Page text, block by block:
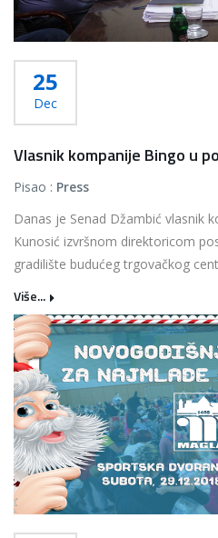
25
Dec
Vlasnik kompanije Bingo u
Pisao : Press
Danas je Senad Džambić vlasnik
Kunosić izvršnom direktoricom
gradilište budućeg trgovačkog
Više...